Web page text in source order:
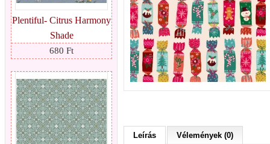
Plentiful- Citrus Harmony
Shade
680 Ft
Leírás Vélemények (0)